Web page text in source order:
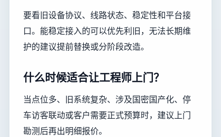
要看旧设备协议、线路状态、稳定性和平台接
口。能稳定接入的可以优先利旧，无法长期维
护的建议提前替换或分阶段改造。
什么时候适合让工程师上门？
当点位多、旧系统复杂、涉及国密国产化、停
车访客联动或客户需要正式预算时，建议上门
勘测后再出明细报价。